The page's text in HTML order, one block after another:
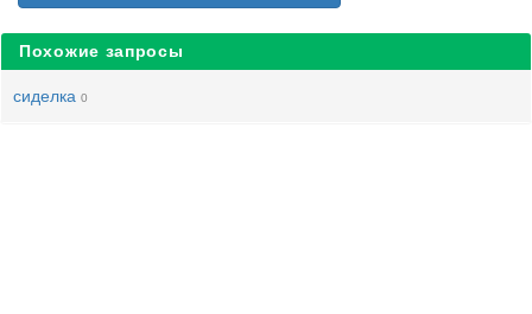
Похожие запросы
сиделка 0